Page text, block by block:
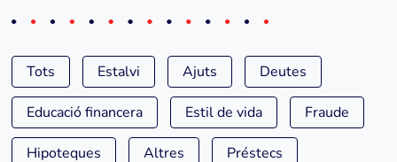
Tots Estalvi Ajuts Deutes
Educació financera Estil de vida Fraude
Hipoteques Altres Préstecs